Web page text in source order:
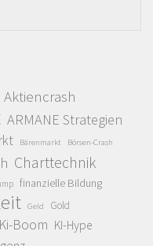
Aktiencrash
ARMANE Strategien
Bärenmarkt Börsen-Crash
Charttechnik
finanzielle Bildung
Geld Gold
Ki-Boom KI-Hype